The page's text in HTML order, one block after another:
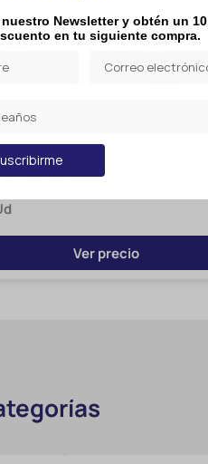
Férula De Plástico
Ver precio
nuestro Newsletter y obtén un 10
en tu siguiente compra.